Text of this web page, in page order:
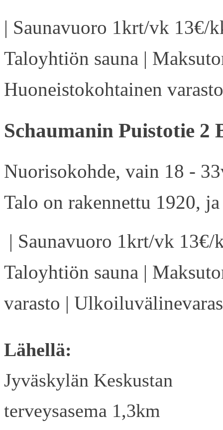
| Saunavuoro 1krt/vk 13€/
Taloyhtiön sauna |
Huoneistokohtainen
Schaumanin Puistotie 2
Nuorisokohde, vain 18 -
Talo on rakennettu 1920,
| Saunavuoro 1krt/vk
Taloyhtiön sauna |
varasto |
Lähellä:
Jyväskylän Keskustan
terveysasema 1,3km